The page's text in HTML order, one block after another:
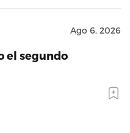
Ago 6, 2026
el segundo